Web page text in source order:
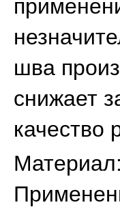
шва
снижает
качество